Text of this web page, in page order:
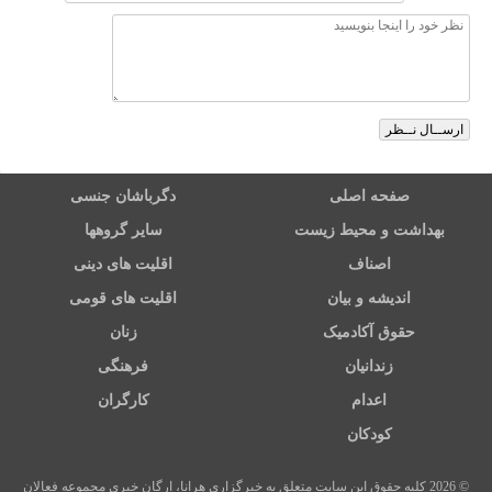
صفحه اصلی دگرباشان جنسی
بهداشت و محیط زیست سایر گروهها
اصناف اقلیت های دینی
اندیشه و بیان اقلیت های قومی
حقوق آکادمیک زنان
زندانیان فرهنگی
اعدام کارگران
کودکان
© 2026 کلیه حقوق این سایت متعلق به خبرگزاری هرانا، ارگان خبری مجموعه فعالان